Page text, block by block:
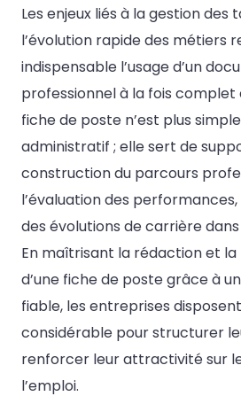
Les enjeux liés à la gestion des
l’évolution rapide des métiers
indispensable l’usage d’un
professionnel à la fois complet
fiche de poste n’est plus
administratif ; elle sert de
construction du parcours
l’évaluation des
des évolutions de carrière
En maîtrisant la rédaction et
d’une fiche de poste grâce à un
fiable, les entreprises
considérable pour structurer
renforcer leur attractivité sur
l’emploi.